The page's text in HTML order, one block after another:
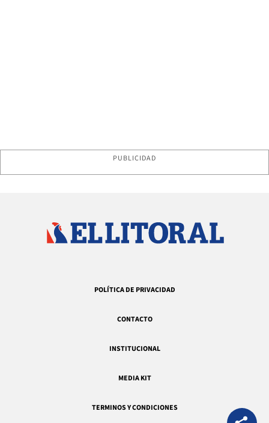
PUBLICIDAD
POLÍTICA DE PRIVACIDAD
CONTACTO
INSTITUCIONAL
MEDIA KIT
TERMINOS Y CONDICIONES